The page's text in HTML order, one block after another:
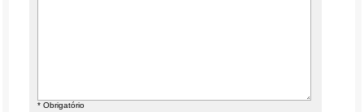
* Obrigatório